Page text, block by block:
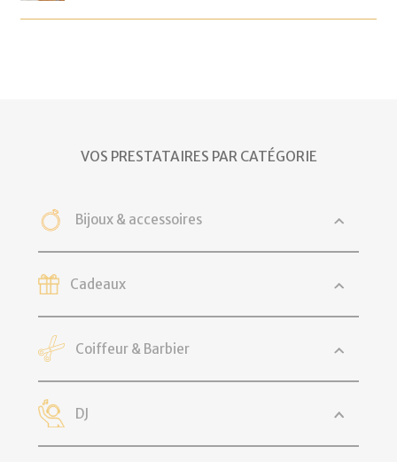
VOS PRESTATAIRES PAR CATÉGORIE
Bijoux & accessoires
Cadeaux
Coiffeur & Barbier
DJ